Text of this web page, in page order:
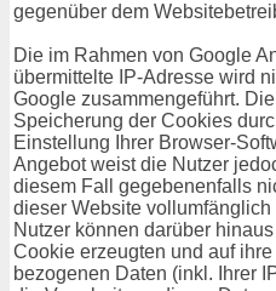
gegenüber dem
Die im Rahmen von Google
übermittelte IP-Adresse wird
Google zusammengeführt.
Speicherung der Cookies
Einstellung Ihrer Browser-
Angebot weist die Nutzer
diesem Fall gegebenenfalls
dieser Website
Nutzer können darüber
Cookie erzeugten und auf
bezogenen Daten (inkl. Ihrer